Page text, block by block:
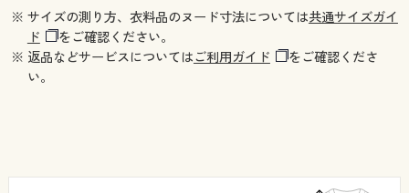
※ サイズの測り方、衣料品のヌード寸法については共通サイズガイ
ド
をご確認ください。
※ 返品などサービスについてはご利用ガイド
をご確認くださ
い。